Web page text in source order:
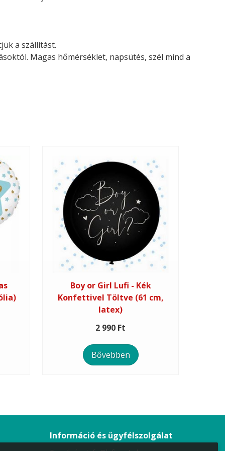
a szállítást.
Magas hőmérséklet, napsütés, szél mind a
Boy or Girl Lufi - Kék
Konfettivel Töltve (61 cm,
latex)
2 990 Ft
Bővebben
Információ és ügyfélszolgálat